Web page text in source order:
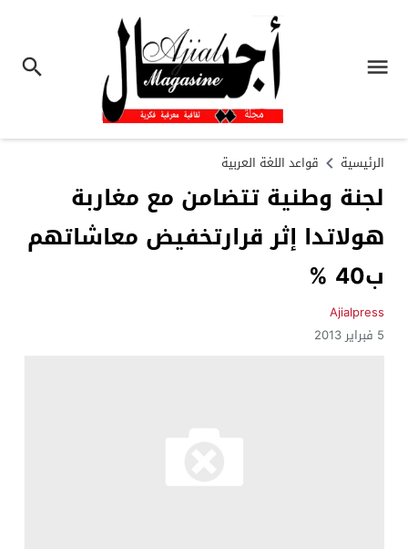
الرئيسية قواعد اللغة العربية
لجنة وطنية تتضامن مع مغاربة
هولاتدا إثر قرارتخفيض معاشاتهم
ب40 %
Ajialpress
5 فبراير 2013